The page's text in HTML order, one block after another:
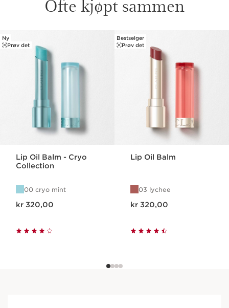
Ofte kjøpt sammen
HOPP TIL INNHOLD
Ny
Prøv det
Lip Oil Balm - Cryo
Collection
00 cryo mint
kr 320,00
Bestselger
Prøv det
Lip Oil Balm
03 lychee
kr 320,00